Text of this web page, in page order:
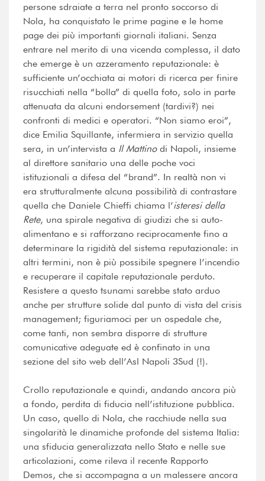
persone sdraiate a terra nel pronto soccorso di
Nola, ha conquistato le prime pagine e le home
page dei più importanti giornali italiani. Senza
entrare nel merito di una vicenda complessa, il dato
che emerge è un azzeramento reputazionale: è
sufficiente un’occhiata ai motori di ricerca per finire
risucchiati nella “bolla” di quella foto, solo in parte
attenuata da alcuni endorsement (tardivi?) nei
confronti di medici e operatori. “Non siamo eroi”,
dice Emilia Squillante, infermiera in servizio quella
sera, in un’intervista a Il Mattino di Napoli, insieme
al direttore sanitario una delle poche voci
istituzionali a difesa del “brand”. In realtà non vi
era strutturalmente alcuna possibilità di contrastare
quella che Daniele Chieffi chiama l’isteresi della
Rete, una spirale negativa di giudizi che si auto-
alimentano e si rafforzano reciprocamente fino a
determinare la rigidità del sistema reputazionale: in
altri termini, non è più possibile spegnere l’incendio
e recuperare il capitale reputazionale perduto.
Resistere a questo tsunami sarebbe stato arduo
anche per strutture solide dal punto di vista del crisis
management; figuriamoci per un ospedale che,
come tanti, non sembra disporre di strutture
comunicative adeguate ed è confinato in una
sezione del sito web dell’Asl Napoli 3Sud (!).
Crollo reputazionale e quindi, andando ancora più
a fondo, perdita di fiducia nell’istituzione pubblica.
Un caso, quello di Nola, che racchiude nella sua
singolarità le dinamiche profonde del sistema Italia:
una sfiducia generalizzata nello Stato e nelle sue
articolazioni, come rileva il recente Rapporto
Demos, che si accompagna a un malessere ancora